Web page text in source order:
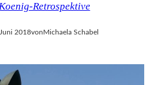
Retrospektive
2018von Michaela Schabel